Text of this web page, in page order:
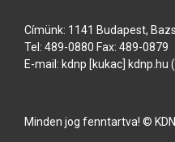
Címünk: 1141 Budapest,
Tel: 489-0880 Fax: 489-0879
E-mail: kdnp [kukac] kdnp hu
Minden jog fenntartva! ©